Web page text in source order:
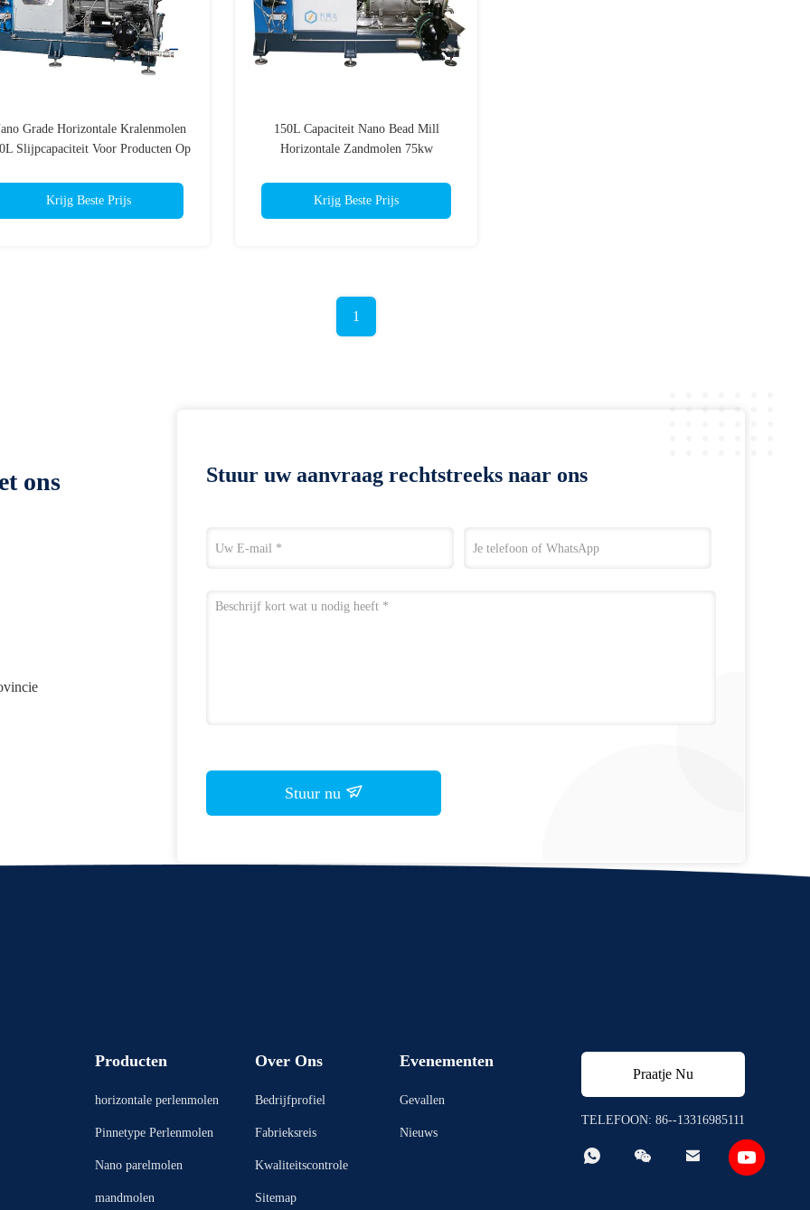
Grade Horizontale Kralenmolen
Slijpcapaciteit Voor Producten Op
Krijg Beste Prijs
150L Capaciteit Nano Bead Mill
Horizontale Zandmolen 75kw
Krijg Beste Prijs
1
ons Stuur uw aanvraag rechtstreeks naar ons
Stuur nu
Producten
horizontale perlenmolen
Pinnetype Perlenmolen
Nano parelmolen
mandmolen
Over Ons
Bedrijfprofiel
Fabrieksreis
Kwaliteitscontrole
Sitemap
Evenementen
Gevallen
Nieuws
Praatje Nu
TELEFOON: 86--13316985111
  